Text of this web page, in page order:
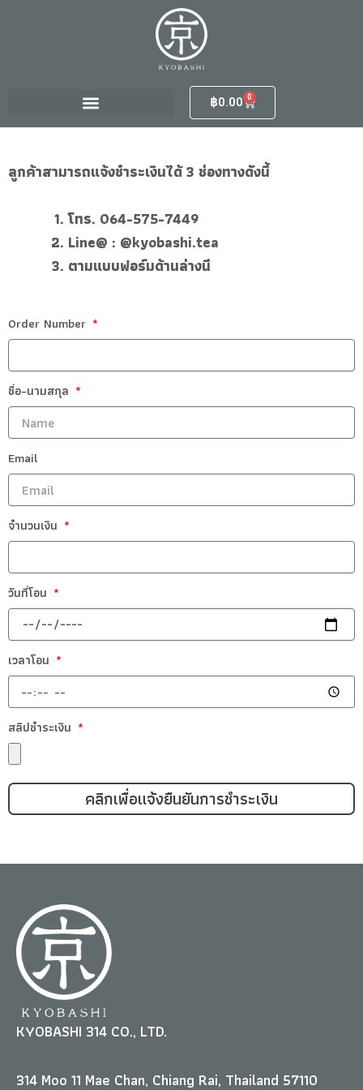
฿0.00 0
Cart
ลูกค้าสามารถแจ้งชำระเงินได้ 3 ช่องทางดังนี้
โทร. 064-575-7449
Line@ : @kyobashi.tea
ตามแบบฟอร์มด้านล่างนี
Order Number
ชื่อ-นามสกุล
Email
จำนวนเงิน
วันที่โอน
เวลาโอน
สลิปชำระเงิน
คลิกเพื่อแจ้งยืนยันการชำระเงิน
KYOBASHI 314 CO., LTD.
314 Moo 11 Mae Chan, Chiang Rai, Thailand 57110